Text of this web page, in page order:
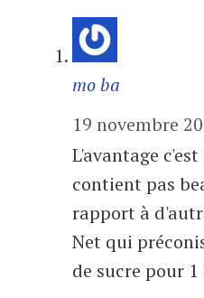
mo ba
19 novembre
L'avantage
contient pas
rapport à
Net qui
de sucre pour